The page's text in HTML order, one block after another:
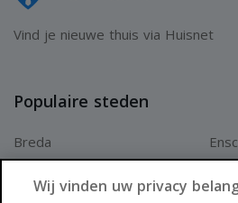
Vind je nieuwe thuis via Huisnet
Populaire steden
Breda
Wij vinden uw privacy